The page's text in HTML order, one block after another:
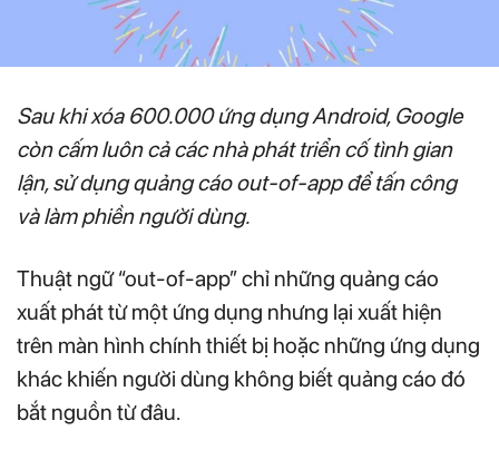
Sau khi xóa 600.000 ứng dụng Android, Google
còn cấm luôn cả các nhà phát triển cố tình gian
lận, sử dụng quảng cáo out-of-app để tấn công
và làm phiền người dùng.
Thuật ngữ “out-of-app” chỉ những quảng cáo
xuất phát từ một ứng dụng nhưng lại xuất hiện
trên màn hình chính thiết bị hoặc những ứng dụng
khác khiến người dùng không biết quảng cáo đó
bắt nguồn từ đâu.